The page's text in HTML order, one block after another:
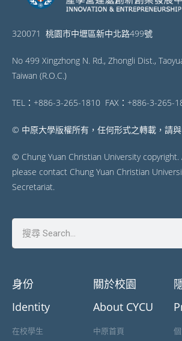
320071 桃園市中壢區新中北路499號
No 499 Xingzhong N. Rd., Zhongli Dist.,
Taiwan (R.O.C.)
TEL：+886-3-265-1810 FAX：+886-3-265-
© 中原大學版權所有，任何形式之轉載，請
© Chung Yuan Christian University
please contact Chung Yuan Christian
Secretariat.
身份
Identity
在校學生
關於校園
About CYCU
中原首頁